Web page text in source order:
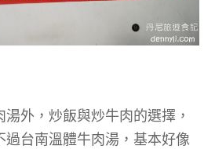
外，炒飯與炒牛肉的選擇，
過台南溫體牛肉湯，基本好像